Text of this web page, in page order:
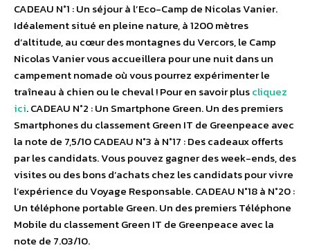
CADEAU N°1 : Un séjour à l’Eco-Camp de Nicolas Vanier.
Idéalement situé en pleine nature, à 1200 mètres
d’altitude, au cœur des montagnes du Vercors, le Camp
Nicolas Vanier vous accueillera pour une nuit dans un
campement nomade où vous pourrez expérimenter le
traîneau à chien ou le cheval ! Pour en savoir pluscliquez
ici. CADEAU N°2 : Un Smartphone Green. Un des premiers
Smartphones du classement Green IT de Greenpeace avec
la note de 7,5/10 CADEAU N°3 à N°17 : Des cadeaux offerts
par les candidats. Vous pouvez gagner des week-ends, des
visites ou des bons d’achats chez les candidats pour vivre
l’expérience du Voyage Responsable. CADEAU N°18 à N°20 :
Un téléphone portable Green. Un des premiers Téléphone
Mobile du classement Green IT de Greenpeace avec la
note de 7.03/10.